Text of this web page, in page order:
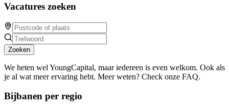
Vacatures zoeken
Zoeken
We heten wel YoungCapital, maar iedereen is even welkom. Ook als
je al wat meer ervaring hebt. Meer weten? Check onze FAQ.
Bijbanen per regio